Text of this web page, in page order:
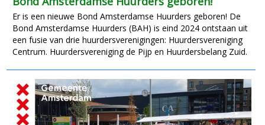
Er is een nieuwe Bond Amsterdamse Huurders geboren! De
Bond Amsterdamse Huurders (BAH) is eind 2024 ontstaan uit
een fusie van drie huurdersverenigingen: Huurdersvereniging
Centrum. Huurdersvereniging de Pijp en Huurdersbelang Zuid.